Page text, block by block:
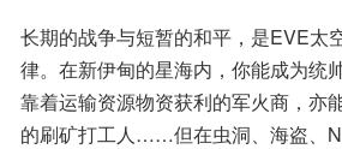
长期的战争与短暂的和平，是EVE太
律。在新伊甸的星海内，你能成为统
靠着运输资源物资获利的军火商，亦
的刷矿打工人……但在虫洞、海盗、